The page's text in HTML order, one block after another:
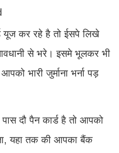
यूज कर रहे है तो ईसपे लिखे
से भरे। इसमे भूलकर भी
भारी जुर्माना भर्ना पड़
दौ पैन कार्ड है तो आपको
यहा तक की आपका बैंक